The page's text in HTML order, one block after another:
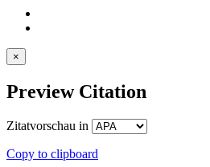
×
Preview Citation
Zitatvorschau in
Copy to clipboard